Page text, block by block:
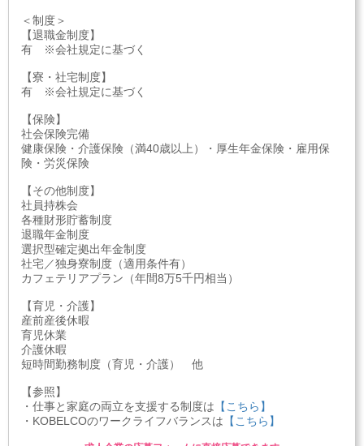
＜制度＞
【退職金制度】
有 ※会社規定に基づく
【寮・社宅制度】
有 ※会社規定に基づく
【保険】
社会保険完備
健康保険・介護保険（満40歳以上）・厚生年金保険・雇用保
険・労災保険
【その他制度】
社員持株会
各種財形貯蓄制度
退職年金制度
選択型確定拠出年金制度
社宅／独身寮制度（適用条件有）
カフェテリアプラン（年間8万5千円相当）
【育児・介護】
産前産後休暇
育児休業
介護休暇
短時間勤務制度（育児・介護） 他
【参照】
・仕事と家庭の両立を支援する制度は 【こちら】
・KOBELCOのワークライフバランスは 【こちら】